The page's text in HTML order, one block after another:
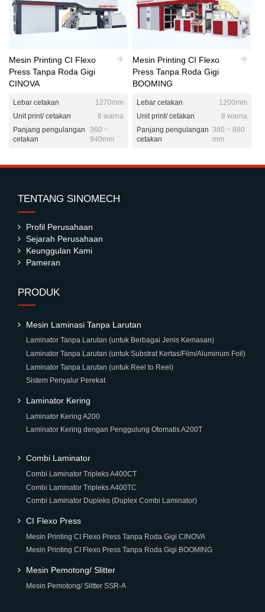
Mesin Printing CI Flexo
Press Tanpa Roda Gigi
CINOVA
Lebar cetakan
1270mm
Unit print/ cetakan
8 warna
Panjang pengulangan
cetakan
360 ~
940mm
Mesin Printing CI Flexo
Press Tanpa Roda Gigi
BOOMING
Lebar cetakan
1200mm
Unit print/ cetakan
8 warna
Panjang pengulangan
cetakan
380 ~ 880
mm
TENTANG SINOMECH
Profil Perusahaan
Sejarah Perusahaan
Keunggulan Kami
Pameran
PRODUK
Mesin Laminasi Tanpa Larutan
Laminator Tanpa Larutan (untuk Berbagai Jenis Kemasan)
Laminator Tanpa Larutan (untuk Substrat Kertas/Film/Aluminum Foil)
Laminator Tanpa Larutan (untuk Reel to Reel)
Sistem Penyalur Perekat
Laminator Kering
Laminator Kering A200
Laminator Kering dengan Penggulung Otomatis A200T
Combi Laminator
Combi Laminator Tripleks A400CT
Combi Laminator Tripleks A400TC
Combi Laminator Dupleks (Duplex Combi Laminator)
CI Flexo Press
Mesin Printing CI Flexo Press Tanpa Roda Gigi CINOVA
Mesin Printing CI Flexo Press Tanpa Roda Gigi BOOMING
Mesin Pemotong/ Slitter
Mesin Pemotong/ Slitter SSR-A